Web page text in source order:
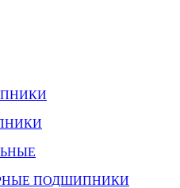
ПОДШИПНИКИ